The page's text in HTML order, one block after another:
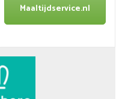
Maaltijdservice.nl